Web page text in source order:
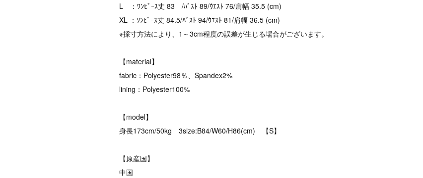
L ：ﾜﾝﾋﾟｰｽ丈 83 /ﾊﾞｽﾄ 89/ｳｴｽﾄ 76/肩幅 35.5 (cm)
XL ：ﾜﾝﾋﾟｰｽ丈 84.5/ﾊﾞｽﾄ 94/ｳｴｽﾄ 81/肩幅 36.5 (cm)
※採寸方法により、1～3cm程度の誤差が生じる場合がございます。
【material】
fabric：Polyester98％、Spandex2%
lining：Polyester100%
【model】
身長173cm/50kg 3size:B84/W60/H86(cm) 【S】
【原産国】
中国